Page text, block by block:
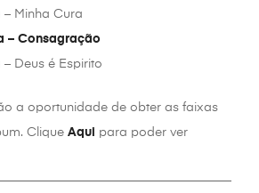
– Minha Cura
– Consagração
Deus é Espirito
a oportunidade de obter as faixas
Clique Aqui para poder ver